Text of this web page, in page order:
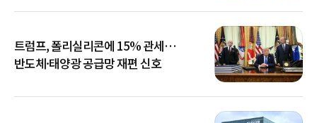
트럼프, 폴리실리콘에 15% 관세…
반도체·태양광 공급망 재편 신호